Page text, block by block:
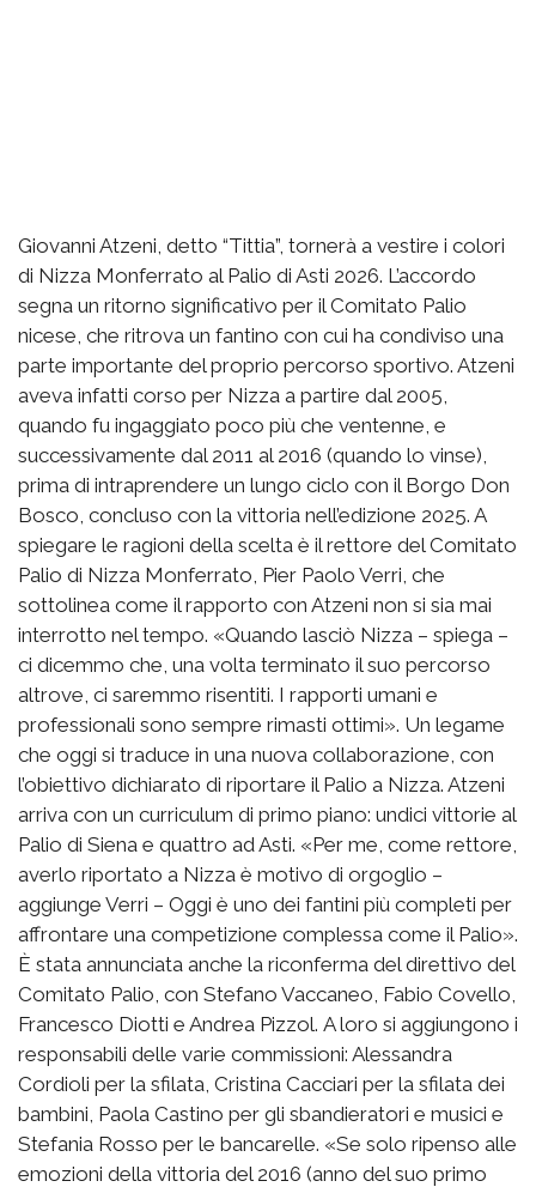
Giovanni Atzeni, detto “Tittia”, tornerà a vestire i colori
di Nizza Monferrato al Palio di Asti 2026. L’accordo
segna un ritorno significativo per il Comitato Palio
nicese, che ritrova un fantino con cui ha condiviso una
parte importante del proprio percorso sportivo. Atzeni
aveva infatti corso per Nizza a partire dal 2005,
quando fu ingaggiato poco più che ventenne, e
successivamente dal 2011 al 2016 (quando lo vinse),
prima di intraprendere un lungo ciclo con il Borgo Don
Bosco, concluso con la vittoria nell’edizione 2025. A
spiegare le ragioni della scelta è il rettore del Comitato
Palio di Nizza Monferrato, Pier Paolo Verri, che
sottolinea come il rapporto con Atzeni non si sia mai
interrotto nel tempo. «Quando lasciò Nizza – spiega –
ci dicemmo che, una volta terminato il suo percorso
altrove, ci saremmo risentiti. I rapporti umani e
professionali sono sempre rimasti ottimi». Un legame
che oggi si traduce in una nuova collaborazione, con
l’obiettivo dichiarato di riportare il Palio a Nizza. Atzeni
arriva con un curriculum di primo piano: undici vittorie al
Palio di Siena e quattro ad Asti. «Per me, come rettore,
averlo riportato a Nizza è motivo di orgoglio –
aggiunge Verri – Oggi è uno dei fantini più completi per
affrontare una competizione complessa come il Palio».
È stata annunciata anche la riconferma del direttivo del
Comitato Palio, con Stefano Vaccaneo, Fabio Covello,
Francesco Diotti e Andrea Pizzol. A loro si aggiungono i
responsabili delle varie commissioni: Alessandra
Cordioli per la sfilata, Cristina Cacciari per la sfilata dei
bambini, Paola Castino per gli sbandieratori e musici e
Stefania Rosso per le bancarelle. «Se solo ripenso alle
emozioni della vittoria del 2016 (anno del suo primo